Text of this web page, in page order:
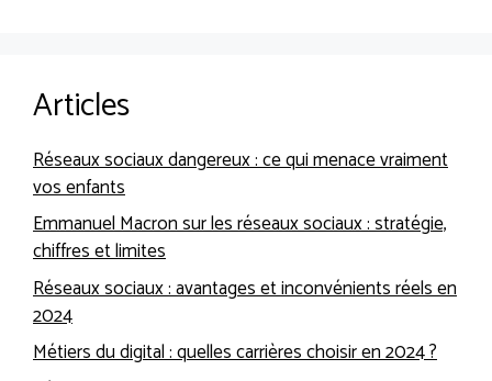
Articles
Réseaux sociaux dangereux : ce qui menace vraiment
vos enfants
Emmanuel Macron sur les réseaux sociaux : stratégie,
chiffres et limites
Réseaux sociaux : avantages et inconvénients réels en
2024
Métiers du digital : quelles carrières choisir en 2024 ?